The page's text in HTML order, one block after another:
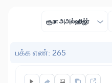
சூரா அஅல்ஹிஜ்ர்
பக்க எண்: 265